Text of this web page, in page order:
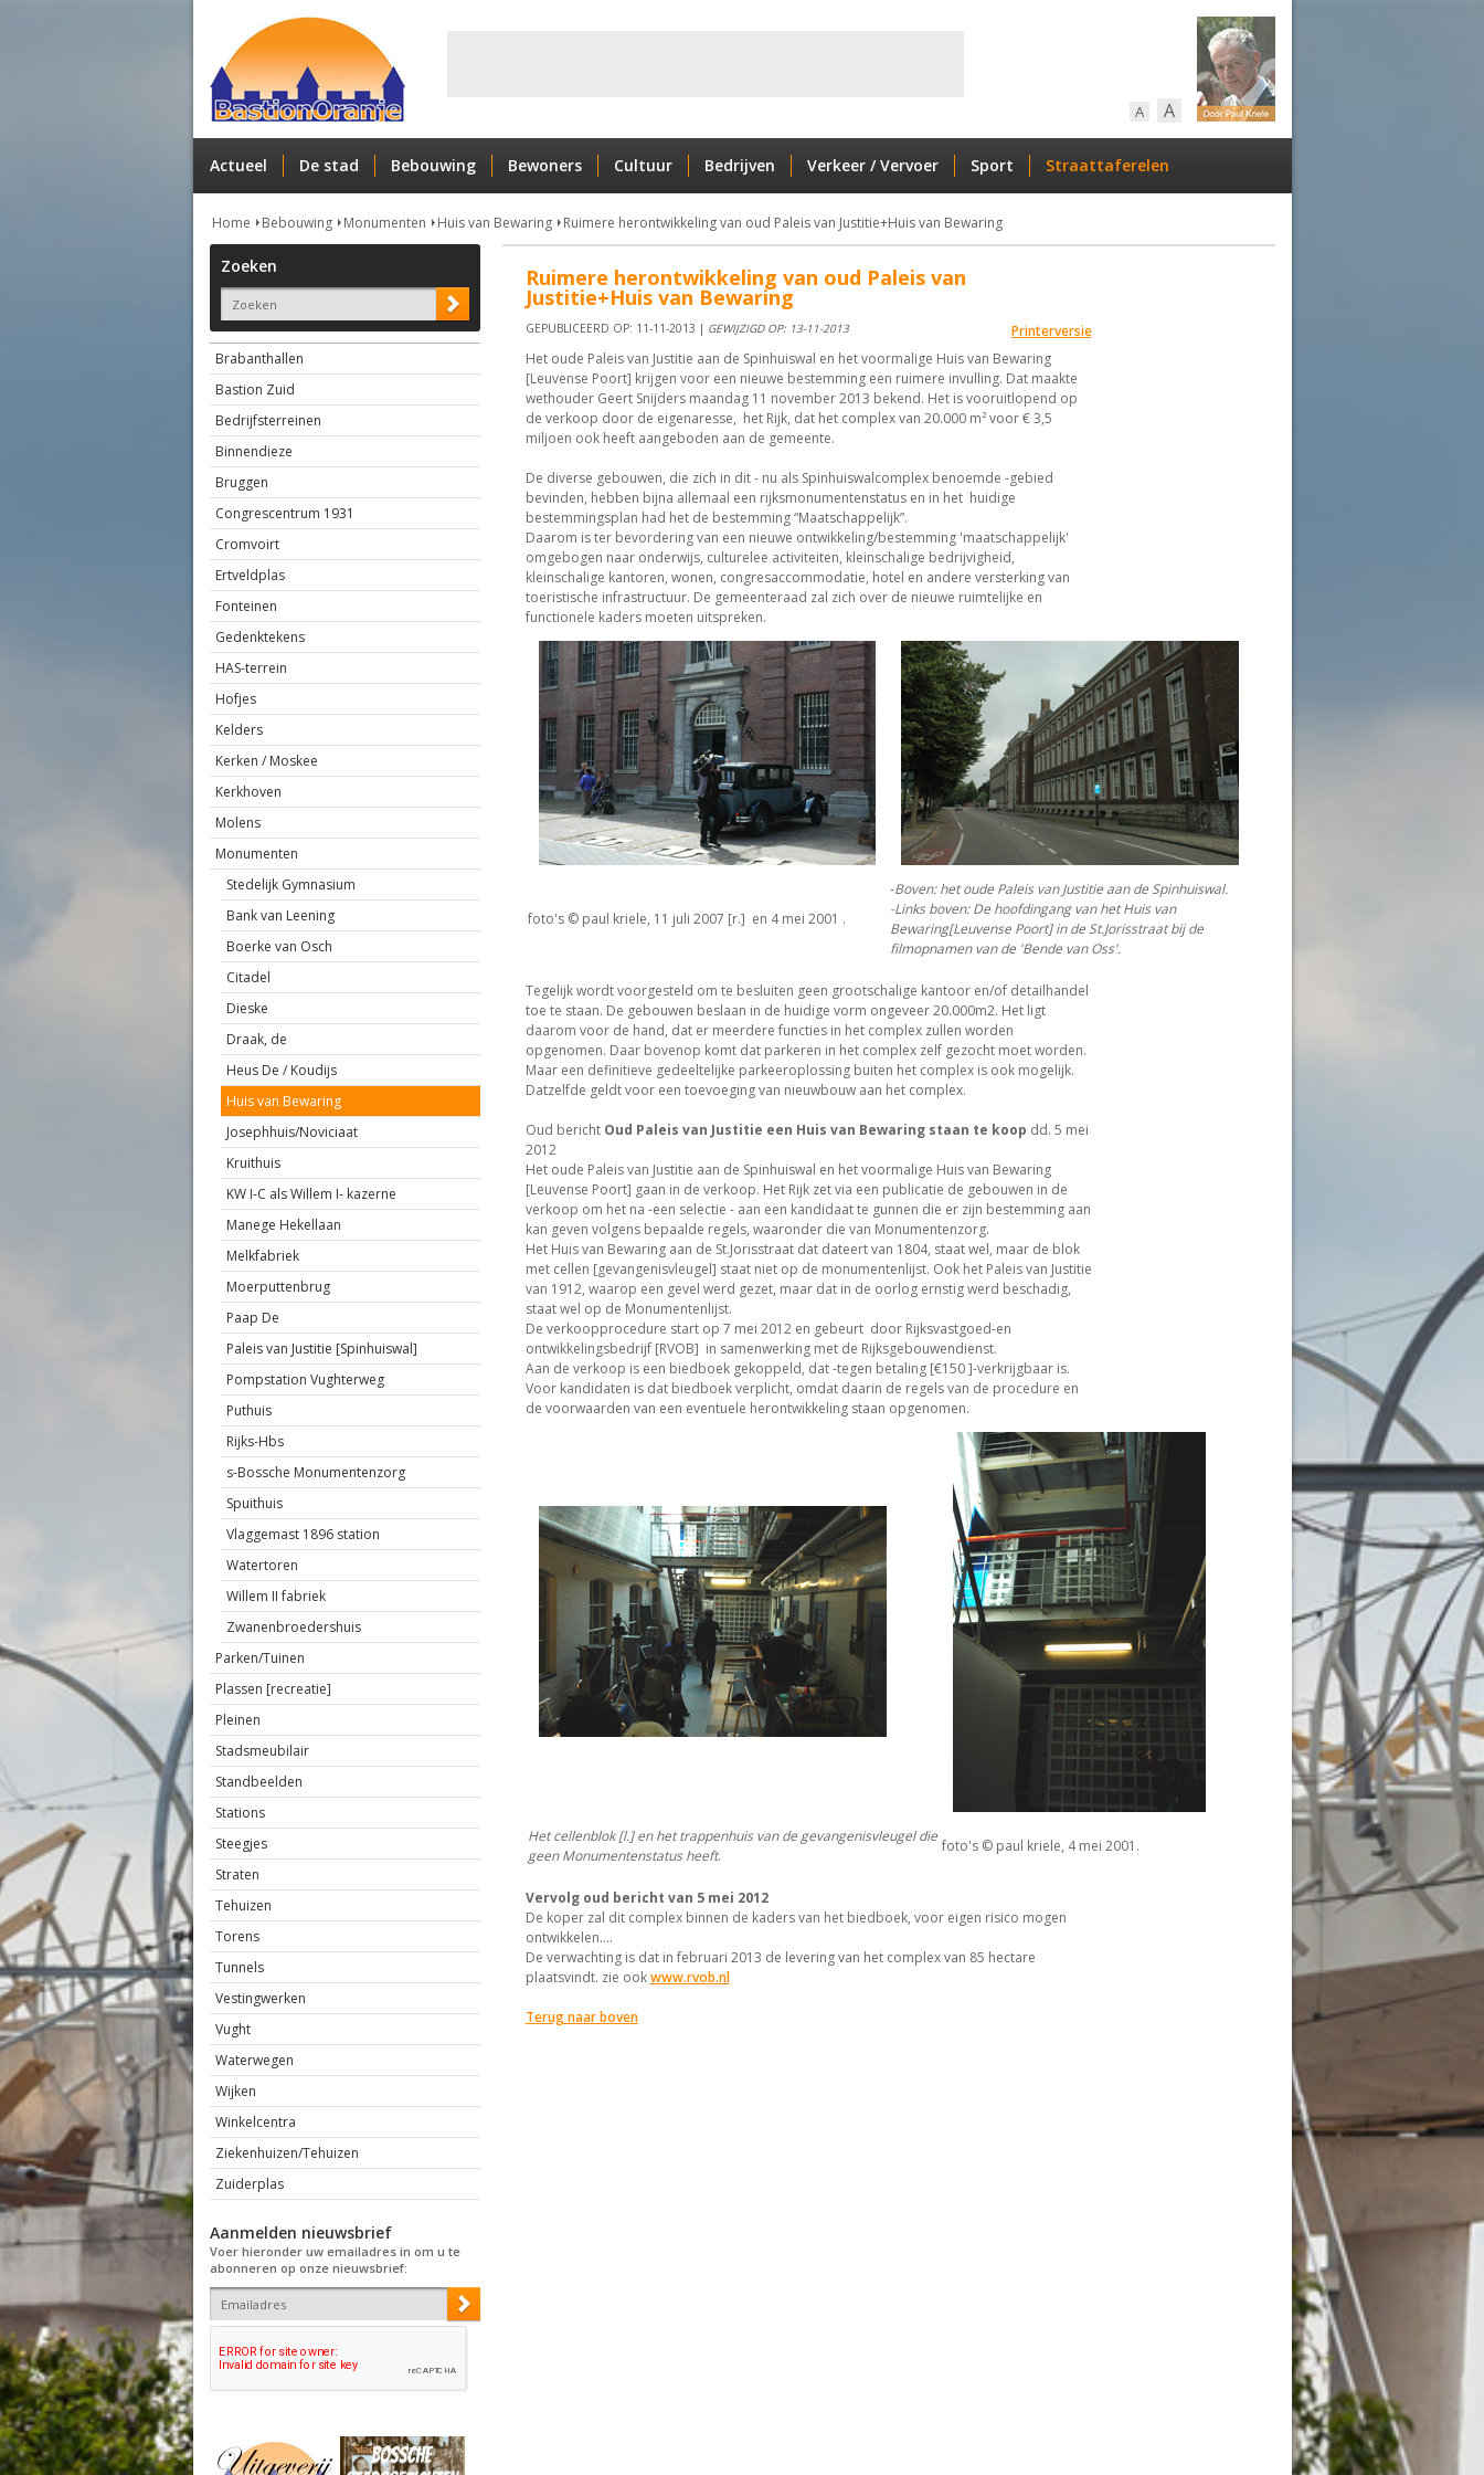
A A
Actueel De stad Bebouwing Bewoners Cultuur Bedrijven Verkeer / Vervoer Sport Straattaferelen
Home Bebouwing Monumenten Huis van Bewaring Ruimere herontwikkeling van oud Paleis van Justitie+Huis van Bewaring
Zoeken
Brabanthallen
Bastion Zuid
Bedrijfsterreinen
Binnendieze
Bruggen
Congrescentrum 1931
Cromvoirt
Ertveldplas
Fonteinen
Gedenktekens
HAS-terrein
Hofjes
Kelders
Kerken / Moskee
Kerkhoven
Molens
Monumenten
Stedelijk Gymnasium
Bank van Leening
Boerke van Osch
Citadel
Dieske
Draak, de
Heus De / Koudijs
Huis van Bewaring
Josephhuis/Noviciaat
Kruithuis
KW I-C als Willem I- kazerne
Manege Hekellaan
Melkfabriek
Moerputtenbrug
Paap De
Paleis van Justitie [Spinhuiswal]
Pompstation Vughterweg
Puthuis
Rijks-Hbs
s-Bossche Monumentenzorg
Spuithuis
Vlaggemast 1896 station
Watertoren
Willem II fabriek
Zwanenbroedershuis
Parken/Tuinen
Plassen [recreatie]
Pleinen
Stadsmeubilair
Standbeelden
Stations
Steegjes
Straten
Tehuizen
Torens
Tunnels
Vestingwerken
Vught
Waterwegen
Wijken
Winkelcentra
Ziekenhuizen/Tehuizen
Zuiderplas
Aanmelden nieuwsbrief
Voer hieronder uw emailadres in om u te
abonneren op onze nieuwsbrief:
Ruimere herontwikkeling van oud Paleis van
Justitie+Huis van Bewaring
Printerversie
GEPUBLICEERD OP: 11-11-2013 | GEWIJZIGD OP: 13-11-2013
Het oude Paleis van Justitie aan de Spinhuiswal en het voormalige Huis van Bewaring
[Leuvense Poort] krijgen voor een nieuwe bestemming een ruimere invulling. Dat maakte
wethouder Geert Snijders maandag 11 november 2013 bekend. Het is vooruitlopend op
de verkoop door de eigenaresse, het Rijk, dat het complex van 20.000 m² voor € 3,5
miljoen ook heeft aangeboden aan de gemeente.
De diverse gebouwen, die zich in dit - nu als Spinhuiswalcomplex benoemde -gebied
bevinden, hebben bijna allemaal een rijksmonumentenstatus en in het huidige
bestemmingsplan had het de bestemming “Maatschappelijk”.
Daarom is ter bevordering van een nieuwe ontwikkeling/bestemming 'maatschappelijk'
omgebogen naar onderwijs, culturelee activiteiten, kleinschalige bedrijvigheid,
kleinschalige kantoren, wonen, congresaccommodatie, hotel en andere versterking van
toeristische infrastructuur. De gemeenteraad zal zich over de nieuwe ruimtelijke en
functionele kaders moeten uitspreken.
foto's © paul kriele, 11 juli 2007 [r.] en 4 mei 2001 .
-Boven: het oude Paleis van Justitie aan de Spinhuiswal.
-Links boven: De hoofdingang van het Huis van
Bewaring[Leuvense Poort] in de St.Jorisstraat bij de
filmopnamen van de 'Bende van Oss'.
Tegelijk wordt voorgesteld om te besluiten geen grootschalige kantoor en/of detailhandel
toe te staan. De gebouwen beslaan in de huidige vorm ongeveer 20.000m2. Het ligt
daarom voor de hand, dat er meerdere functies in het complex zullen worden
opgenomen. Daar bovenop komt dat parkeren in het complex zelf gezocht moet worden.
Maar een definitieve gedeeltelijke parkeeroplossing buiten het complex is ook mogelijk.
Datzelfde geldt voor een toevoeging van nieuwbouw aan het complex.
Oud bericht Oud Paleis van Justitie een Huis van Bewaring staan te koop dd. 5 mei
2012
Het oude Paleis van Justitie aan de Spinhuiswal en het voormalige Huis van Bewaring
[Leuvense Poort] gaan in de verkoop. Het Rijk zet via een publicatie de gebouwen in de
verkoop om het na -een selectie - aan een kandidaat te gunnen die er zijn bestemming aan
kan geven volgens bepaalde regels, waaronder die van Monumentenzorg.
Het Huis van Bewaring aan de St.Jorisstraat dat dateert van 1804, staat wel, maar de blok
met cellen [gevangenisvleugel] staat niet op de monumentenlijst. Ook het Paleis van Justitie
van 1912, waarop een gevel werd gezet, maar dat in de oorlog ernstig werd beschadig,
staat wel op de Monumentenlijst.
De verkoopprocedure start op 7 mei 2012 en gebeurt door Rijksvastgoed-en
ontwikkelingsbedrijf [RVOB] in samenwerking met de Rijksgebouwendienst.
Aan de verkoop is een biedboek gekoppeld, dat -tegen betaling [€150 ]-verkrijgbaar is.
Voor kandidaten is dat biedboek verplicht, omdat daarin de regels van de procedure en
de voorwaarden van een eventuele herontwikkeling staan opgenomen.
Het cellenblok [l.] en het trappenhuis van de gevangenisvleugel die
geen Monumentenstatus heeft.
foto's © paul kriele, 4 mei 2001.
Vervolg oud bericht van 5 mei 2012
De koper zal dit complex binnen de kaders van het biedboek, voor eigen risico mogen
ontwikkelen....
De verwachting is dat in februari 2013 de levering van het complex van 85 hectare
plaatsvindt. zie ookwww.rvob.nl
Terug naar boven